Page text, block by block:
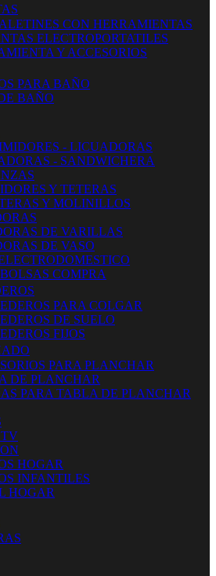
CON HERRAMIENTAS
ELECTROPORTATILES
Y ACCESORIOS
PARA BAÑO
BAÑO
- LICUADORAS
- SANDWICHERA
Y TETERAS
Y MOLINILLOS
DE VARILLAS
DE VASO
COMPRA
PARA COLGAR
DE SUELO
FIJOS
PARA PLANCHAR
DE PLANCHAR
PARA TABLA DE PLANCHAR
TV
HOGAR
INFANTILES
HOGAR